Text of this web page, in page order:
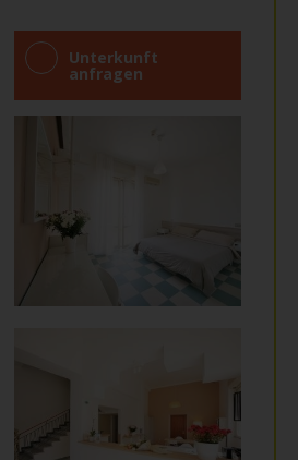
Unterkunft
anfragen